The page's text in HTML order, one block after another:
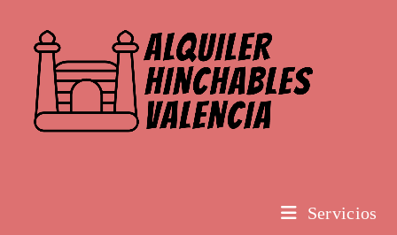
contenido
Servicios